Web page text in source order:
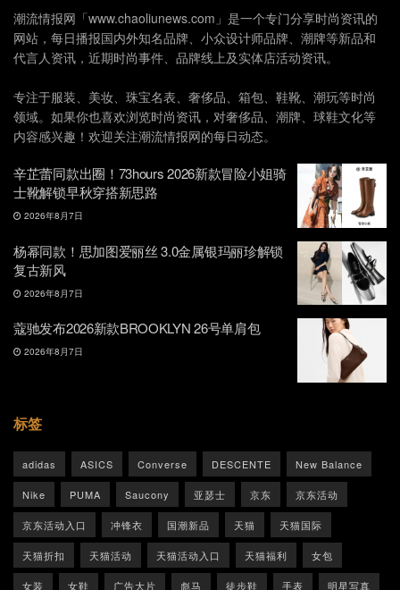
潮流情报网「www.chaoliunews.com」是一个专门分享时尚资讯的
网站，每日播报国内外知名品牌、小众设计师品牌、潮牌等新品和
代言人资讯，近期时尚事件、品牌线上及实体店活动资讯。
专注于服装、美妆、珠宝名表、奢侈品、箱包、鞋靴、潮玩等时尚
领域。如果你也喜欢浏览时尚资讯，对奢侈品、潮牌、球鞋文化等
内容感兴趣！欢迎关注潮流情报网的每日动态。
辛芷蕾同款出圈！73hours 2026新款冒险小姐骑
士靴解锁早秋穿搭新思路
2026年8月7日
杨幂同款！思加图爱丽丝 3.0金属银玛丽珍解锁
复古新风
2026年8月7日
蔻驰发布2026新款BROOKLYN 26号单肩包
2026年8月7日
标签
adidas ASICS Converse DESCENTE New Balance
Nike PUMA Saucony 亚瑟士 京东 京东活动
京东活动入口 冲锋衣 国潮新品 天猫 天猫国际
天猫折扣 天猫活动 天猫活动入口 天猫福利 女包
女装 女鞋 广告大片 彪马 徒步鞋 手表 明星写真